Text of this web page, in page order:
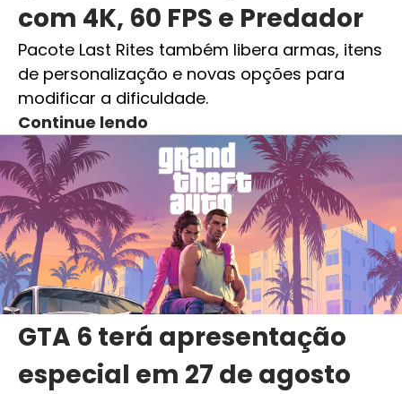
com 4K, 60 FPS e Predador
Pacote Last Rites também libera armas, itens
de personalização e novas opções para
modificar a dificuldade.
Continue lendo
GTA 6 terá apresentação
especial em 27 de agosto